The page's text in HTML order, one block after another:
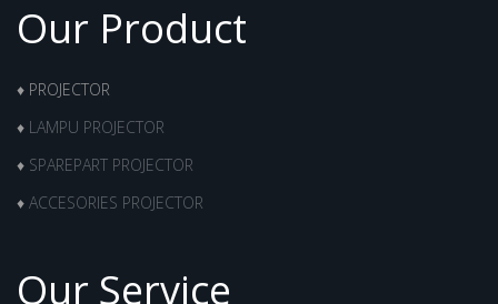
Our Product
♦ PROJECTOR
♦ LAMPU PROJECTOR
♦ SPAREPART PROJECTOR
♦ ACCESORIES PROJECTOR
Our Service